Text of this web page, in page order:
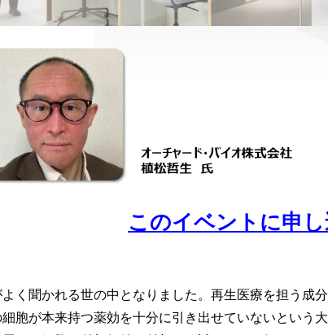
このイベントに申し
よく聞かれる世の中となりました。再生医療を担う成
胞が本来持つ薬効を十分に引き出せていないという